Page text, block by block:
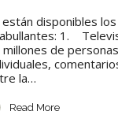
están disponibles
1.
millones de
la…
Read More